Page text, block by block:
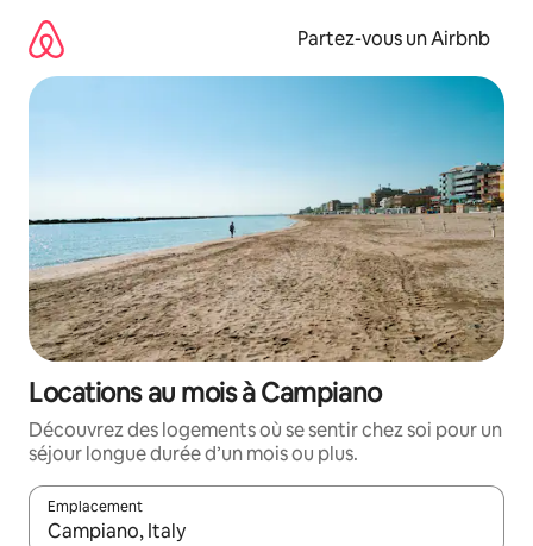
directement
contenu
Partez-vous un Airbnb
Locations au mois à Campiano
Découvrez des logements où se sentir chez soi pour un
séjour longue durée d’un mois ou plus.
Emplacement
Quand les résultats sont affichés, parcourez-les en utilisant